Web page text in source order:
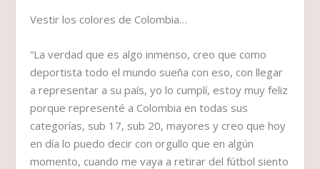
Vestir los colores de Colombia…
“La verdad que es algo inmenso, creo que como
deportista todo el mundo sueña con eso, con llegar
a representar a su país, yo lo cumplí, estoy muy feliz
porque representé a Colombia en todas sus
categorías, sub 17, sub 20, mayores y creo que hoy
en día lo puedo decir con orgullo que en algún
momento, cuando me vaya a retirar del fútbol siento